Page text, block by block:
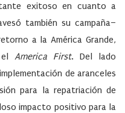
exitoso en cuanto a
también su campaña–
a la América Grande,
America First. Del lado
de aranceles
para la repatriación de
impacto positivo para la